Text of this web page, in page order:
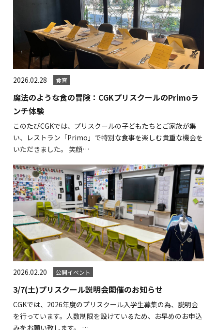
保育園用物件紹介
横浜市物件情報募集
TEL(JP): 045-211-4427
TEL(EN): 045-211-4690
馬車道校
TEL(JP): 045-222-6467
TEL(EN): 045-228-9397
2026.02.28 食育
魔法のような食の冒険：CGKプリスクールのPrimoラ
ンチ体験
このたびCGKでは、プリスクールの子どもたちとご家族が集
い、レストラン「Primo」で特別な食事を楽しむ貴重な機会を
いただきました。 笑顔…
2026.02.20 公開イベント
3/7(土)プリスクール説明会開催のお知らせ
CGKでは、2026年度のプリスクール入学生募集の為、説明会
を行っています。人数制限を設けているため、お早めのお申込
みをお願い致します。 …